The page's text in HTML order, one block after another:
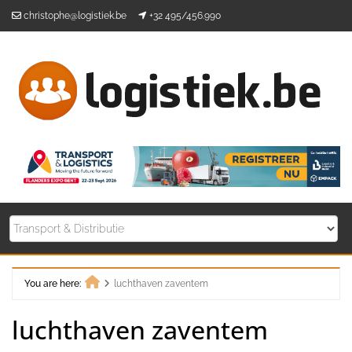
christophe@logistiek.be +32 495/456.990
You are here:
luchthaven zaventem
luchthaven zaventem